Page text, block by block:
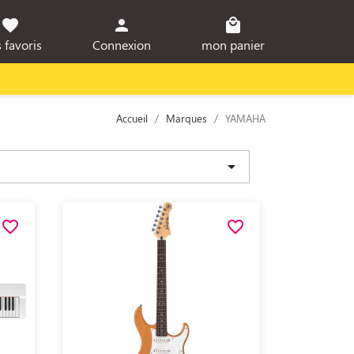
favorite
favoris
person
Connexion
local_mall
mon panier
Accueil Marques YAMAHA

favorite_border favorite_border